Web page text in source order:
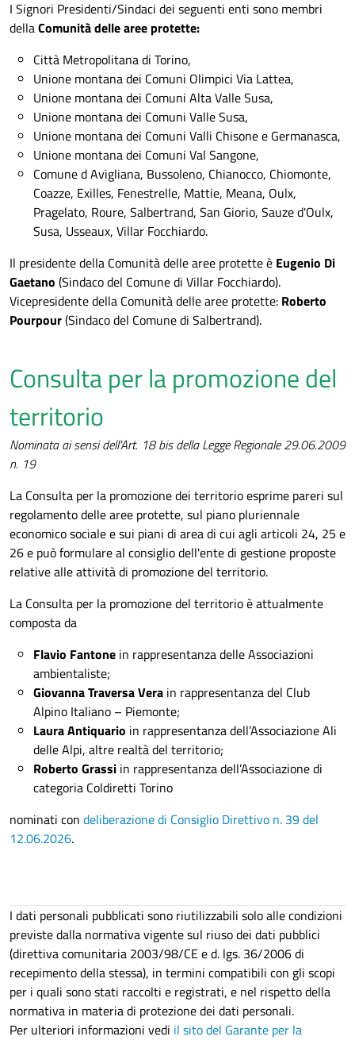
nomina dei Commissari Straordinari degli Enti di gestione
delle aree protette della Regione Piemonte.
Per l’Ente di gestione delle aree protette delle Alpi Cozie è
stato nominato il Presidente uscenteValfrè Alberto
L'incarico è stato successivamente prorogato con
Deliberazione della Giunta Regionale n. 26-1402/2025/XII
del 21 luglio 2025fino all'insediamento dei nuovi Organi
dell'Ente avvenuto in data 27 novembre 2025.
I Consigli precedenti erano così composti:
Presidente:Alberto Valfrè-Decreto di nomina
Incandidabilità-inconferibilità-Incompatibilità
2023 -Incompatibilità 2024;
Vice presidente:Remo Tabasso
Roberto Totinoin rappresentanza del territorio del
Parco naturale Orsiera-Rocciavrè -
Vitae -Dichiarazione
inconferibilità- Incompatibilità
territorio del Parco naturale del Gran Bosco di
Salbertrand -Curriculum Vitae-Dichiarazione
Redditi-Incandidabilità-
inconferibilità -Incompatibilità
2023-Incompatibilità 2024;
Paola Borra
in rappresentanza del territorio del
Parco naturale Val Troncea -Curriculum Vitae-
Dichiarazione
inconferibilità -Incompatibilità
2023-Incompatibilità 2024
Remo Tabassoin rappresentanza del Parco
naturale dei Laghi di Avigliana -
-Dichiarazione-Redditi-Incandidabilità-
inconferibilità-Incompatibilità
2023 -Incompatibilità 2024;
Giovanni Rollein rappresentanza delle
Dichiarazione-Redditi-Incandidabilità-
inconferibilità
Dichiarazione-Redditi -Incandidabilità-
inconferibilità.
Presidente:Stefano Daverio-Decreto di nomina-
Curriculum Vitae-Situazione Patrimoniale- Redditi
I Signori Presidenti/Sindaci dei seguenti enti sono membri
dellaComunità delle aree protette:
Città Metropolitana di Torino,
Unione montana dei Comuni Olimpici Via Lattea,
Unione montana dei Comuni Alta Valle Susa,
Unione montana dei Comuni Valle Susa,
Unione montana dei Comuni Valli Chisone e Germanasca,
Unione montana dei Comuni Val Sangone,
Comune d Avigliana, Bussoleno, Chianocco, Chiomonte,
Coazze, Exilles, Fenestrelle, Mattie, Meana, Oulx,
Pragelato, Roure, Salbertrand, San Giorio, Sauze d'Oulx,
Susa, Usseaux, Villar Focchiardo.
Il presidente della Comunità delle aree protette è Eugenio Di
Gaetano (Sindaco del Comune di Villar Focchiardo).
Vicepresidente della Comunità delle aree protette: Roberto
Pourpour(Sindaco del Comune di Salbertrand).
Consulta per la promozione del
territorio
Nominata ai sensi dell'Art. 18 bis della Legge Regionale 29.06.2009
n. 19
La Consulta per la promozione dei territorio esprime pareri sul
regolamento delle aree protette, sul piano pluriennale
economico sociale e sui piani di area di cui agli articoli 24, 25 e
26 e può formulare al consiglio dell'ente di gestione proposte
relative alle attività di promozione del territorio.
La Consulta per la promozione del territorio è attualmente
composta da
Flavio Fantone in rappresentanza delle Associazioni
ambientaliste;
Giovanna Traversa Vera in rappresentanza del Club
Alpino Italiano – Piemonte;
Laura Antiquario in rappresentanza dell’Associazione Ali
delle Alpi, altre realtà del territorio;
Roberto Grassi in rappresentanza dell’Associazione di
categoria Coldiretti Torino
nominati con deliberazione di Consiglio Direttivo n. 39 del
12.06.2026.
I dati personali pubblicati sono riutilizzabili solo alle condizioni
previste dalla normativa vigente sul riuso dei dati pubblici
(direttiva comunitaria 2003/98/CE e d. lgs. 36/2006 di
recepimento della stessa), in termini compatibili con gli scopi
per i quali sono stati raccolti e registrati, e nel rispetto della
normativa in materia di protezione dei dati personali.
Per ulteriori informazioni vedi il sito del Garante per la